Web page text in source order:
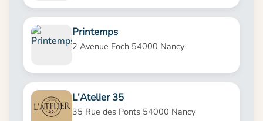
Printemps
2 Avenue Foch 54000 Nancy
L'Atelier 35
35 Rue des Ponts 54000 Nancy